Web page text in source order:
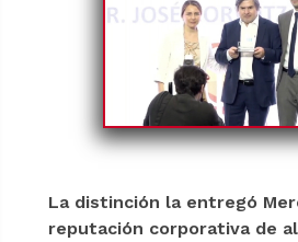
La distinción la entregó
reputación corporativa de